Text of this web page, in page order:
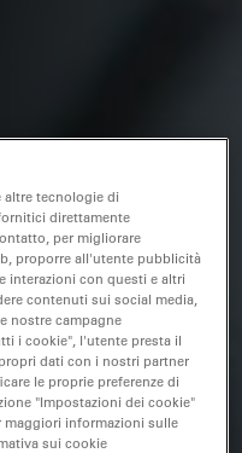
altre tecnologie di
direttamente
per migliorare
proporre all'utente pubblicità
interazioni con questi e altri
contenuti sui social media,
nostre campagne
i cookie", l'utente presta il
dati con i nostri partner
le proprie preferenze di
"Impostazioni dei cookie"
maggiori informazioni sulle
sui cookie